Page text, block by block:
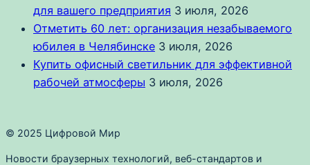
для вашего предприятия 3 июля, 2026
Отметить 60 лет: организация незабываемого
юбилея в Челябинске 3 июля, 2026
Купить офисный светильник для эффективной
рабочей атмосферы 3 июля, 2026
© 2025 Цифровой Мир
Новости браузерных технологий, веб-стандартов и